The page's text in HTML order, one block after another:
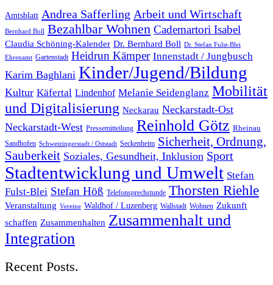
Amtsblatt Andrea Safferling Arbeit und Wirtschaft
Bernhard Boll Bezahlbar Wohnen Cademartori Isabel
Claudia Schöning-Kalender Dr. Bernhard Boll Dr. Stefan Fulst-Blei
Ehrenamt Gartenstadt Heidrun Kämper Innenstadt / Jungbusch
Karim Baghlani Kinder/Jugend/Bildung
Kultur Käfertal Lindenhof Melanie Seidenglanz Mobilität
und Digitalisierung Neckarau Neckarstadt-Ost
Neckarstadt-West Pressemitteilung Reinhold Götz Rheinau
Sandhofen Schwetzingerstadt / Oststadt Seckenheim Sicherheit, Ordnung,
Sauberkeit Soziales, Gesundheit, Inklusion Sport
Stadtentwicklung und Umwelt Stefan
Fulst-Blei Stefan Höß Telefonsprechstunde Thorsten Riehle
Veranstaltung Vereine Waldhof / Luzenberg Wallstadt Wohnen Zukunft
schaffen Zusammenhalten Zusammenhalt und
Integration
Recent Posts.